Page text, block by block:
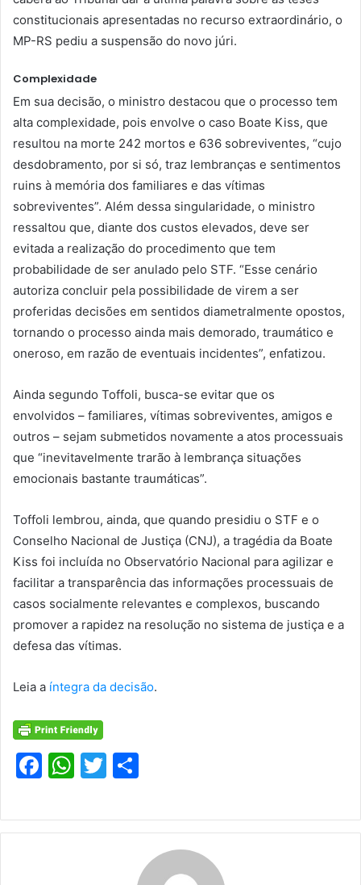
constitucionais apresentadas no recurso extraordinário, o
MP-RS pediu a suspensão do novo júri.
Complexidade
Em sua decisão, o ministro destacou que o processo tem
alta complexidade, pois envolve o caso Boate Kiss, que
resultou na morte 242 mortos e 636 sobreviventes, “cujo
desdobramento, por si só, traz lembranças e sentimentos
ruins à memória dos familiares e das vítimas
sobreviventes”. Além dessa singularidade, o ministro
ressaltou que, diante dos custos elevados, deve ser
evitada a realização do procedimento que tem
probabilidade de ser anulado pelo STF. “Esse cenário
autoriza concluir pela possibilidade de virem a ser
proferidas decisões em sentidos diametralmente opostos,
tornando o processo ainda mais demorado, traumático e
oneroso, em razão de eventuais incidentes”, enfatizou.
Ainda segundo Toffoli, busca-se evitar que os
envolvidos – familiares, vítimas sobreviventes, amigos e
outros – sejam submetidos novamente a atos processuais
que “inevitavelmente trarão à lembrança situações
emocionais bastante traumáticas”.
Toffoli lembrou, ainda, que quando presidiu o STF e o
Conselho Nacional de Justiça (CNJ), a tragédia da Boate
Kiss foi incluída no Observatório Nacional para agilizar e
facilitar a transparência das informações processuais de
casos socialmente relevantes e complexos, buscando
promover a rapidez na resolução no sistema de justiça e a
defesa das vítimas.
Leia a íntegra da decisão.
F
c
e
W
at
s
T
itt
er
ar
e